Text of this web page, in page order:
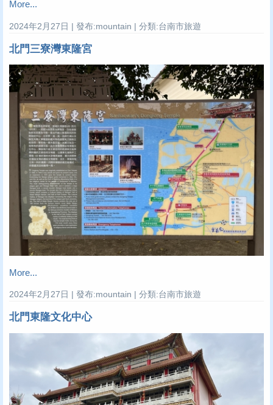
More...
2024年2月27日 | 發布:mountain | 分類:台南市旅遊
北門三寮灣東隆宮
More...
2024年2月27日 | 發布:mountain | 分類:台南市旅遊
北門東隆文化中心